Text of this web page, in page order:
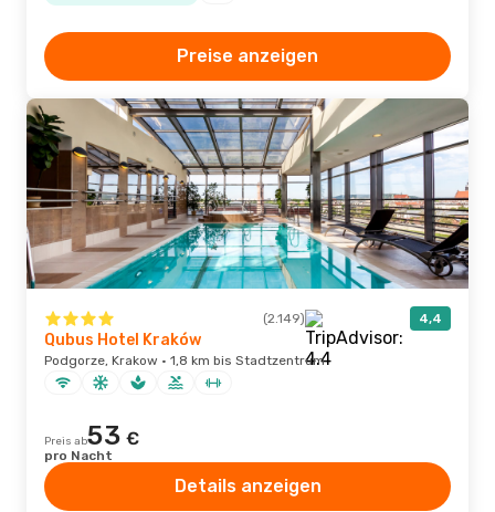
Preise anzeigen
(2.149) 4,4
Qubus Hotel Kraków
Podgorze, Krakow · 1,8 km bis Stadtzentrum
Preis ab53 €
pro Nacht
Details anzeigen